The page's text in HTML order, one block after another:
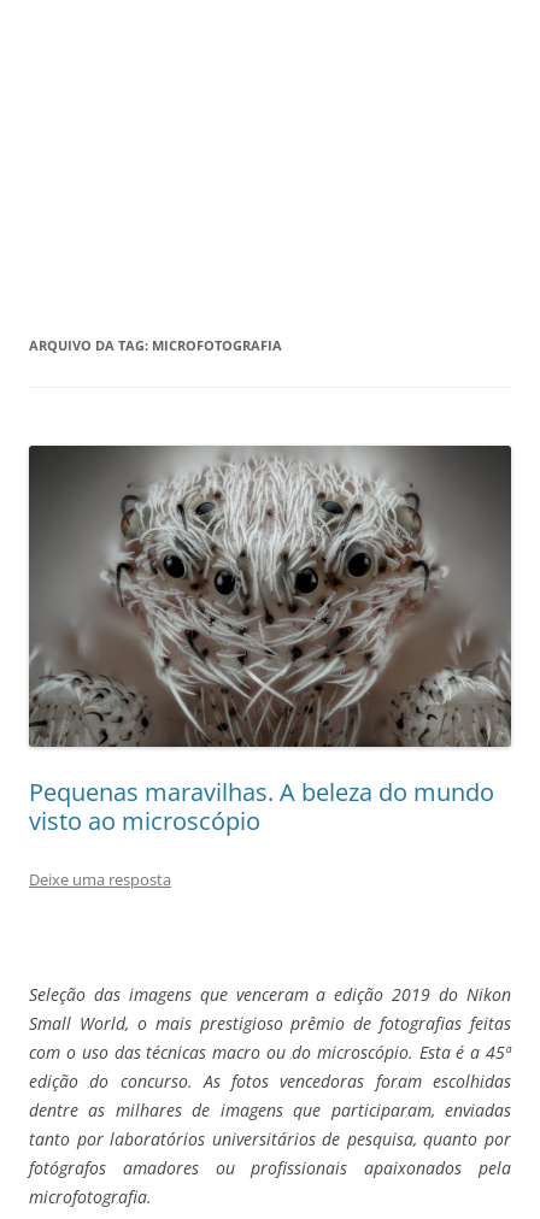
ARQUIVO DA TAG: MICROFOTOGRAFIA
Pequenas maravilhas. A beleza do mundo
visto ao microscópio
Deixe uma resposta
Seleção das imagens que venceram a edição 2019 do Nikon
Small World, o mais prestigioso prêmio de fotografias feitas
com o uso das técnicas macro ou do microscópio. Esta é a 45ª
edição do concurso. As fotos vencedoras foram escolhidas
dentre as milhares de imagens que participaram, enviadas
tanto por laboratórios universitários de pesquisa, quanto por
fotógrafos amadores ou profissionais apaixonados pela
microfotografia.